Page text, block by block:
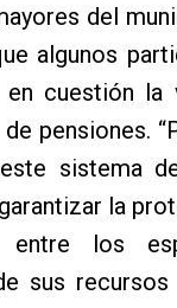
del
algunos
en cuestión la
pensiones.
sistema
la
los
sus